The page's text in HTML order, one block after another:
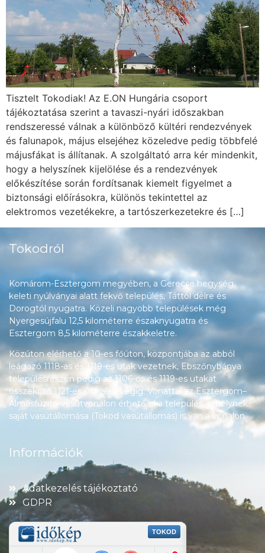
Tisztelt Tokodiak! Az E.ON Hungária csoport
tájékoztatása szerint a tavaszi-nyári időszakban
rendszeressé válnak a különböző kültéri rendezvények
és falunapok, május elsejéhez közeledve pedig többfelé
májusfákat is állítanak. A szolgáltató arra kér mindenkit,
hogy a helyszínek kijelölése és a rendezvények
előkészítése során fordítsanak kiemelt figyelmet a
biztonsági előírásokra, különös tekintettel az
elektromos vezetékekre, a tartószerkezetekre és […]
Tokodról
Komárom-Esztergom megyében, a Gerecse hegység
keleti nyúlványai alatt fekvő település, Táttól délre és
Dorogtól nyugatra. Közeli nagyobb települések még
Nyergesújfalu 12,5 kilométerre északnyugatra és
Esztergom 8,5 kilométerre északkeletre.
Közúton elérhető a 10-es főúton, központjába az abból
leágazó 1118-as és 1119-es utak vezetnek, Ebszőnybánya
településrészén pedig az 1106-os és 1119-es utakat
összekötő 1121-es út halad végig. Vonattal az Esztergom–
Almásfüzitő-vasútvonalon érhető el a település, amelynek
saját vasútállomása (Tokod vasútállomás) is van a vonalon.
Információk
Adatkezelés tájékoztató
GDPR